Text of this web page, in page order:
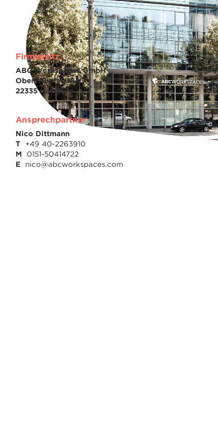
Firmensitz
ABC Workspaces GmbH
Obenhauptstraße 7
22335 Hamburg
Ansprechpartner
Nico Dittmann
T +49 40-2263910
M
0151-50414722
E nico@abcworkspaces.com